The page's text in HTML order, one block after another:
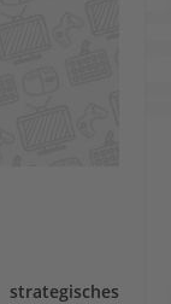
strategisches